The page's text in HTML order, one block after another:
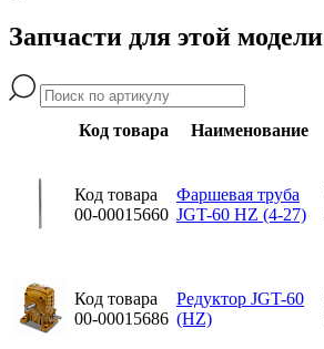
Запчасти для этой модели
Код товара Наименование
Код товара
00-00015660
Фаршевая труба
JGT-60 HZ (4-27)
Код товара
00-00015686
Редуктор JGT-60
(HZ)